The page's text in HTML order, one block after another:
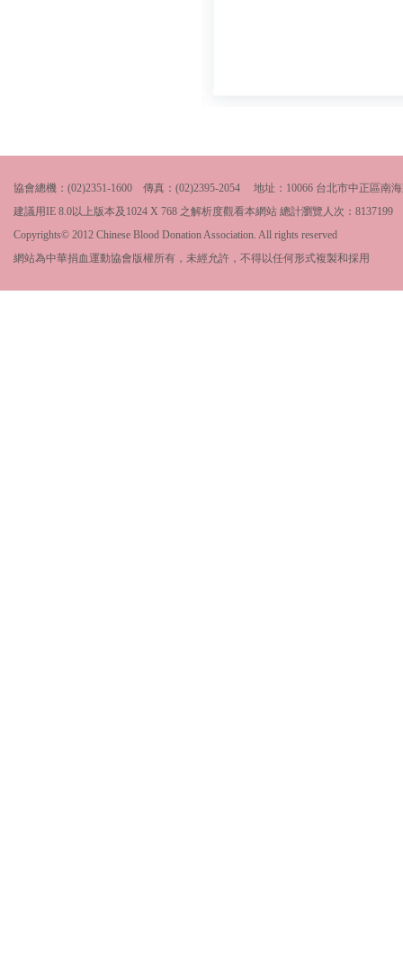
協會總機：(02)2351-1600 傳真：(02)2395-2054 地址：10066 台北市中正區南
建議用IE 8.0以上版本及1024 X 768 之解析度觀看本網站 總計瀏覽人次： 8137199
Copyrights© 2012 Chinese Blood Donation Association. All rights reserved
網站為中華捐血運動協會版權所有，未經允許，不得以任何形式複製和採用